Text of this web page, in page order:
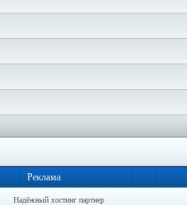
Реклама
Надёжный хостинг партнер